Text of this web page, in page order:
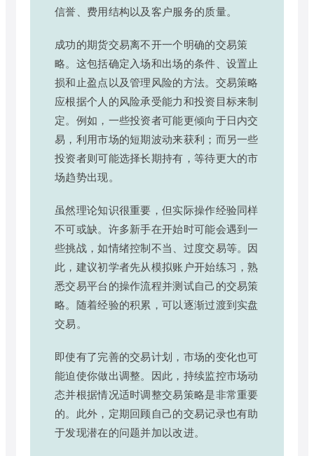
信誉、费用结构以及客户服务的质量。
成功的期货交易离不开一个明确的交易策
略。这包括确定入场和出场的条件、设置止
损和止盈点以及管理风险的方法。交易策略
应根据个人的风险承受能力和投资目标来制
定。例如，一些投资者可能更倾向于日内交
易，利用市场的短期波动来获利；而另一些
投资者则可能选择长期持有，等待更大的市
场趋势出现。
虽然理论知识很重要，但实际操作经验同样
不可或缺。许多新手在开始时可能会遇到一
些挑战，如情绪控制不当、过度交易等。因
此，建议初学者先从模拟账户开始练习，熟
悉交易平台的操作流程并测试自己的交易策
略。随着经验的积累，可以逐渐过渡到实盘
交易。
即使有了完善的交易计划，市场的变化也可
能迫使你做出调整。因此，持续监控市场动
态并根据情况适时调整交易策略是非常重要
的。此外，定期回顾自己的交易记录也有助
于发现潜在的问题并加以改进。